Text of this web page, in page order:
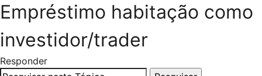
Empréstimo habitação como
investidor/trader
Responder